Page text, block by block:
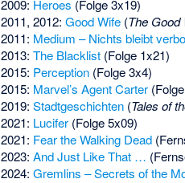
2009: Heroes (Folge 3x19)
2011, 2012: Good Wife(The Good
2011: Medium – Nichts bleibt
2013: The Blacklist(Folge 1x21)
2015: Perception(Folge 3x4)
2015: Marvel’s Agent Carter
2019: Stadtgeschichten(Tales of
2021: Lucifer(Folge 5x09)
2021: Fear the Walking Dead
2023: And Just Like That …
2024: Gremlins – Secrets of the